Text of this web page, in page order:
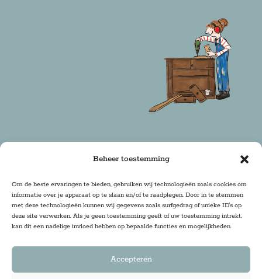
Beheer toestemming
Om de beste ervaringen te bieden, gebruiken wij technologieën zoals cookies om
informatie over je apparaat op te slaan en/of te raadplegen. Door in te stemmen
met deze technologieën kunnen wij gegevens zoals surfgedrag of unieke ID's op
deze site verwerken. Als je geen toestemming geeft of uw toestemming intrekt,
kan dit een nadelige invloed hebben op bepaalde functies en mogelijkheden.
Accepteren
Copyright 2025 Firma Zoethout | Design & Realisatie:
DRwebdesign